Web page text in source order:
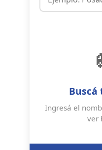
Buscá
Ingresá el
ver